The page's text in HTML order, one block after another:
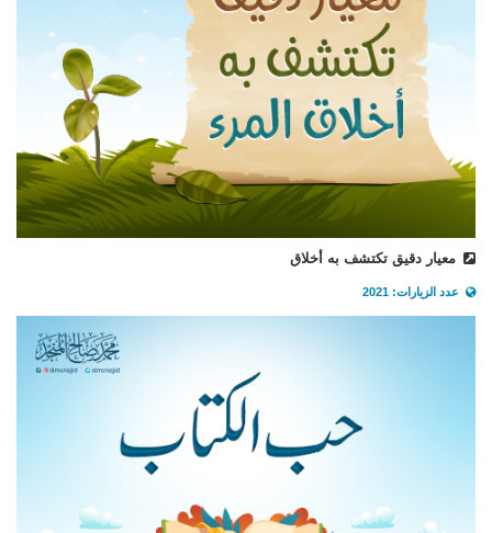
معيار دقيق تكتشف به أخلاق
عدد الزيارات: 2021